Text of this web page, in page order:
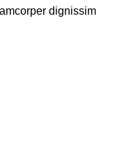
dignissim